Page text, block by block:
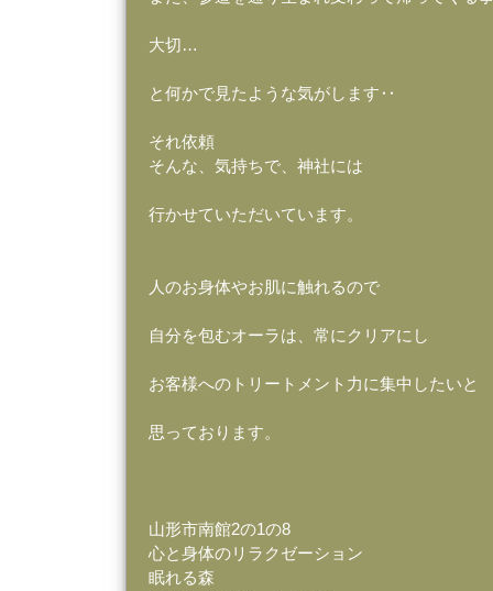
大切…
と何かで見たような気がします‥
それ依頼
そんな、気持ちで、神社には
行かせていただいています。
人のお身体やお肌に触れるので
自分を包むオーラは、常にクリアにし
お客様へのトリートメント力に集中したい
思っております。
山形市南館2の1の8
心と身体のリラクゼーション
眠れる森